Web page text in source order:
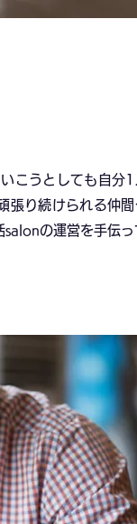
こうとしても自分1
張り続けられる仲
の運営を手伝っ